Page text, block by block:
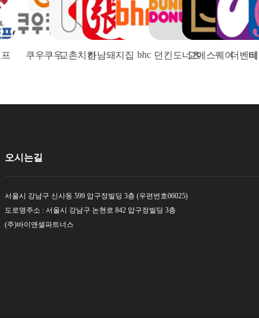
쿠우쿠우교촌치킨하남돼지집 bhc 던킨도너츠고메스퀘어더벤티베스
오시는길
서울시 강남구 신사동 599 압구정빌딩 3층 (우편번호06025)
도로명주소 : 서울시 강남구 논현로 842 압구정빌딩 3층
(주)바이앤셀파트너스